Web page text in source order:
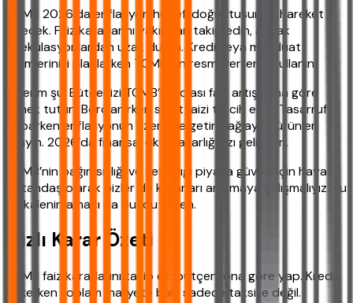
TCMB 2026’da enflasyon hedefi doğrultusunda hareket
edecek. Faiz kararlarını yakından takip edin, ancak
spekülasyonlardan uzak durun. Kredi veya mevduat
işlemlerinizi planlarken TCMB’nin resmi verilerini kullanın.
Önerim şu: Bütçenizi TCMB’nin olası faiz artışlarına göre
esnek tutun. Borçlanırken sabit faizi tercih edin. Tasarruf
yaparken enflasyonun üzerinde getiri sağlayan ürünler
arayın. 2026’da finansal okuryazarlığınızı geliştirin.
TCMB’nin bağımsızlığı ve şeffaflığı piyasa güveni için hayati.
Vatandaş olarak bizler de kararları anlamaya çalışmalıyız. Bu
makalenin amacı da buydu zaten.
Hızlı Karar Özeti
TCMB faiz kararlarını takip et, bütçeni ona göre yap. Kredi
çekerken toplam maliyete bak, sadece taksite değil.